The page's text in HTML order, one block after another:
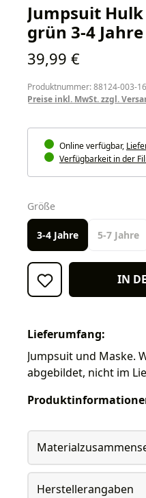
Jumpsuit
grün 3-4 Jahre
Regulärer Preis:
39,99 €
Produktnummer: 88124-003-
Preise inkl. MwSt. zzgl.
Online verfügbar,
Verfügbarkeit in der
Größe
3-4 Jahre 5-7 Jahre
IN
Lieferumfang:
Jumpsuit und Maske.
abgebildet, nicht im
Herstellerangaben